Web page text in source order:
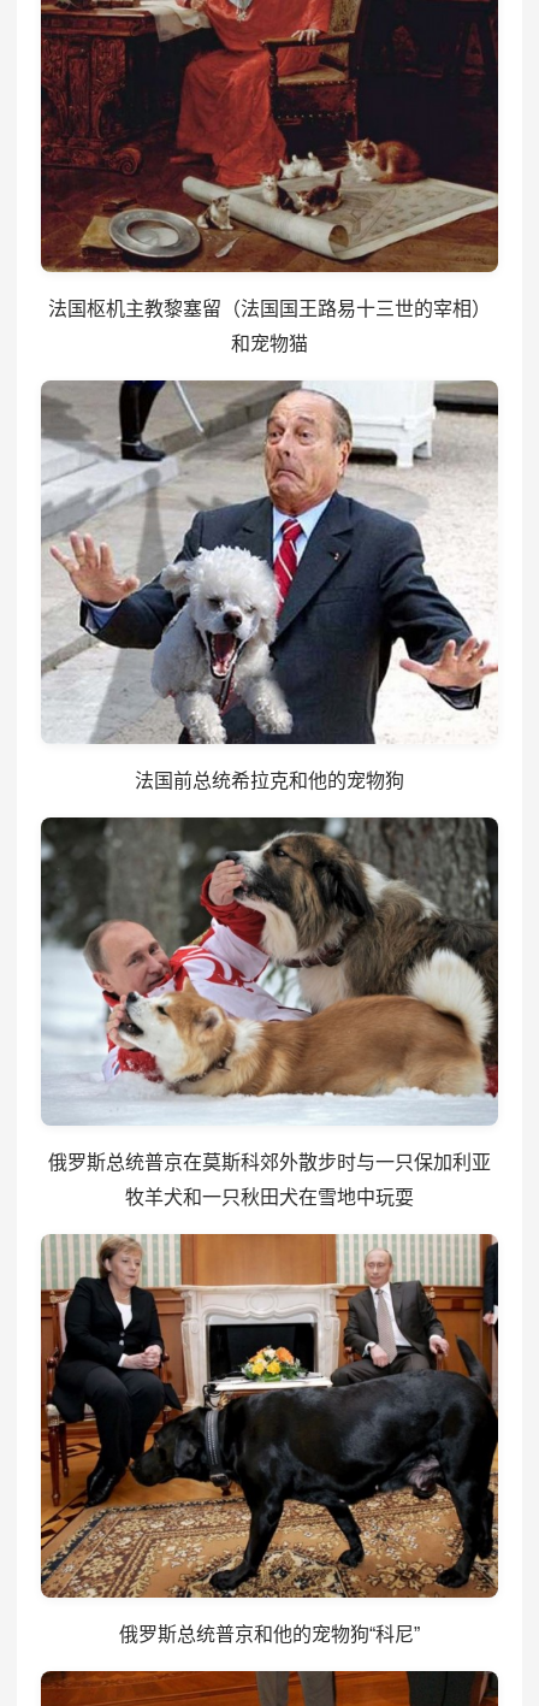
法国枢机主教黎塞留（法国国王路易十三世的宰相）
和宠物猫
法国前总统希拉克和他的宠物狗
俄罗斯总统普京在莫斯科郊外散步时与一只保加利亚
牧羊犬和一只秋田犬在雪地中玩耍
俄罗斯总统普京和他的宠物狗“科尼”